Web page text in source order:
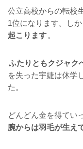
公立高校からの転校
1位になります。しか
起こります 。
ふたりともクジャク
を失った宇婕は休学
た。
どんどん金を得てい
腕からは羽毛が生え